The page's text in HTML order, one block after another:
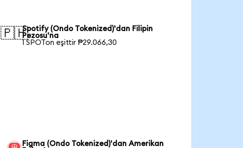
🇵🇭Spotify (Ondo Tokenized)'dan Filipin
Pezosu'na
1 SPOTon eşittir ₱29.066,30
Figma (Ondo Tokenized)'dan Amerikan